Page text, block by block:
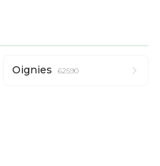
Oignies 62590